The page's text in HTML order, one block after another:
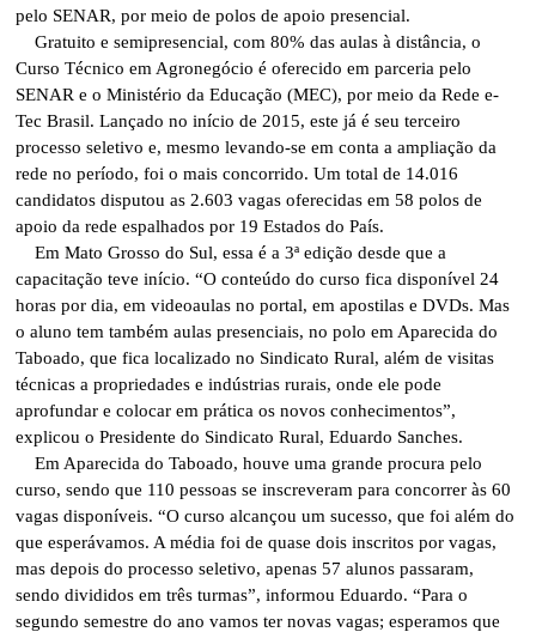
pelo SENAR, por meio de polos de apoio presencial.
Gratuito e semipresencial, com 80% das aulas à distância, o
Curso Técnico em Agronegócio é oferecido em parceria pelo
SENAR e o Ministério da Educação (MEC), por meio da Rede e-
Tec Brasil. Lançado no início de 2015, este já é seu terceiro
processo seletivo e, mesmo levando-se em conta a ampliação da
rede no período, foi o mais concorrido. Um total de 14.016
candidatos disputou as 2.603 vagas oferecidas em 58 polos de
apoio da rede espalhados por 19 Estados do País.
Em Mato Grosso do Sul, essa é a 3ª edição desde que a
capacitação teve início. “O conteúdo do curso fica disponível 24
horas por dia, em videoaulas no portal, em apostilas e DVDs. Mas
o aluno tem também aulas presenciais, no polo em Aparecida do
Taboado, que fica localizado no Sindicato Rural, além de visitas
técnicas a propriedades e indústrias rurais, onde ele pode
aprofundar e colocar em prática os novos conhecimentos”,
explicou o Presidente do Sindicato Rural, Eduardo Sanches.
Em Aparecida do Taboado, houve uma grande procura pelo
curso, sendo que 110 pessoas se inscreveram para concorrer às 60
vagas disponíveis. “O curso alcançou um sucesso, que foi além do
que esperávamos. A média foi de quase dois inscritos por vagas,
mas depois do processo seletivo, apenas 57 alunos passaram,
sendo divididos em três turmas”, informou Eduardo. “Para o
segundo semestre do ano vamos ter novas vagas; esperamos que